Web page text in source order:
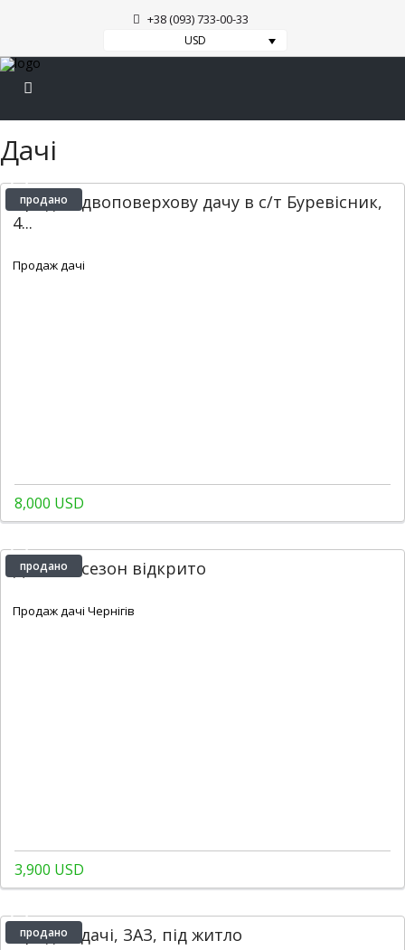
+38 (093) 733-00-33
USD
Дачі
продано
Продам двоповерхову дачу в с/т Буревісник,
4...
Продаж дачі
8,000 USD
продано
Дачний сезон відкрито
Продаж дачі Чернігів
3,900 USD
продано
Продаж дачі, ЗАЗ, під житло